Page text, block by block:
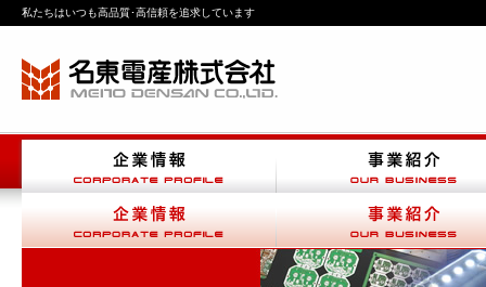
私たちはいつも高品質･高信頼を追求しています